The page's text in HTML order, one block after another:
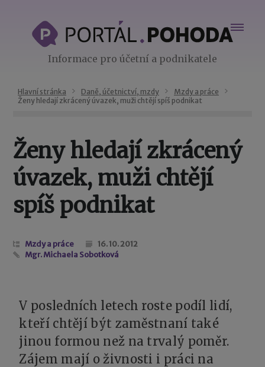
Informace pro účetní a podnikatele
Hlavní stránka Daně, účetnictví, mzdy
Mzdy a práce
Ženy hledají zkrácený úvazek, muži chtějí spíš podnikat
Ženy hledají zkrácený
úvazek, muži chtějí
spíš podnikat
Mzdy a práce
16. 10. 2012
Mgr. Michaela Sobotková
V posledních letech roste podíl lidí,
kteří chtějí být zaměstnaní také
jinou formou než na trvalý poměr.
Zájem mají o živnosti i práci na